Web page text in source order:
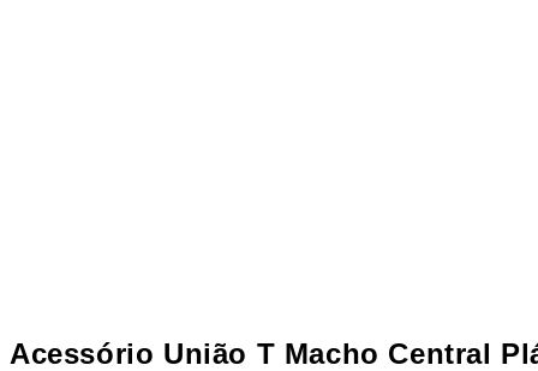
Acessório União T Macho Central